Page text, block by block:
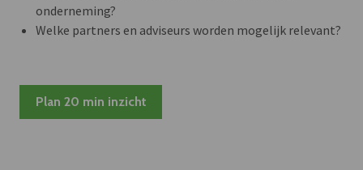
onderneming?
Welke partners en adviseurs worden mogelijk relevant?
Plan 20 min inzicht